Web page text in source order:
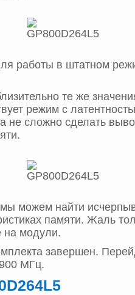
работы в штатном
те же
режим с
не сложно сделать
можем найти
памяти. Жаль
на модули.
завершен.
МГц.